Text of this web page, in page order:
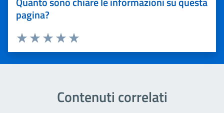
pagina?
Valuta 5 stelle su 5
Valuta 4 stelle su 5
Valuta 3 stelle su 5
Valuta 2 stelle su 5
Valuta 1 stelle su 5
Contenuti correlati